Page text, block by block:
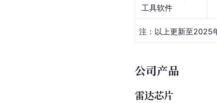
工具软件
注：以上更新至2025
公司产品
雷达芯片